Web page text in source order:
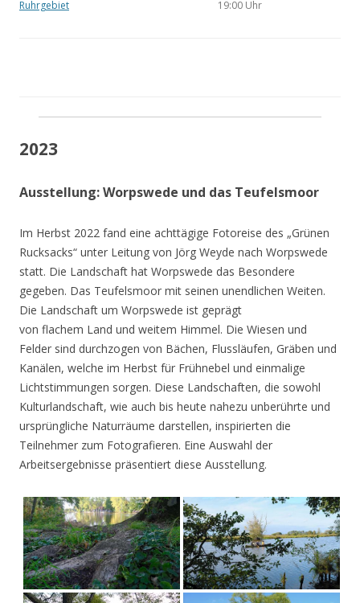
Ruhrgebiet
19:00 Uhr
2023
Ausstellung: Worpswede und das Teufelsmoor
Im Herbst 2022 fand eine achttägige Fotoreise des „Grünen
Rucksacks“ unter Leitung von Jörg Weyde nach Worpswede
statt. Die Landschaft hat Worpswede das Besondere
gegeben. Das Teufelsmoor mit seinen unendlichen Weiten.
Die Landschaft um Worpswede ist geprägt
von flachem Land und weitem Himmel. Die Wiesen und
Felder sind durchzogen von Bächen, Flussläufen, Gräben und
Kanälen, welche im Herbst für Frühnebel und einmalige
Lichtstimmungen sorgen. Diese Landschaften, die sowohl
Kulturlandschaft, wie auch bis heute nahezu unberührte und
ursprüngliche Naturräume darstellen, inspirierten die
Teilnehmer zum Fotografieren. Eine Auswahl der
Arbeitsergebnisse präsentiert diese Ausstellung.